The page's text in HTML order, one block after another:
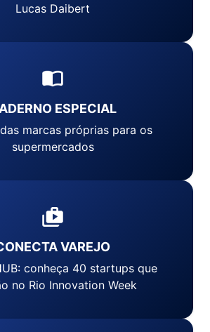
Lucas Daibert
ESPECIAL
marcas próprias para os
supermercados
VAREJO
conheça 40 startups que
no Rio Innovation Week